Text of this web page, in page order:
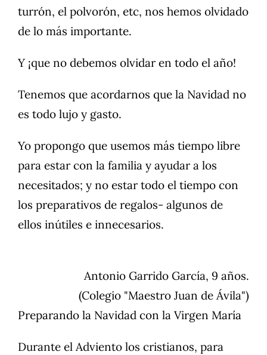
turrón, el polvorón, etc, nos hemos olvidado
de lo más importante.
Y ¡que no debemos olvidar en todo el año!
Tenemos que acordarnos que la Navidad no
es todo lujo y gasto.
Yo propongo que usemos más tiempo libre
para estar con la familia y ayudar a los
necesitados; y no estar todo el tiempo con
los preparativos de regalos- algunos de
ellos inútiles e innecesarios.
Antonio Garrido García, 9 años.
(Colegio "Maestro Juan de Ávila")
Preparando la Navidad con la Virgen María
Durante el Adviento los cristianos, para